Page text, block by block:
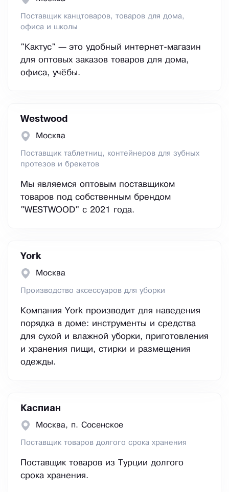
Поставщик канцтоваров, товаров для дома,
офиса и школы
"Кактус" — это удобный интернет-магазин
для оптовых заказов товаров для дома,
офиса, учёбы.
Westwood
Москва
Поставщик таблетниц, контейнеров для зубных
протезов и брекетов
Мы являемся оптовым поставщиком
товаров под собственным брендом
"WESTWOOD" с 2021 года.
York
Москва
Производство аксессуаров для уборки
Компания York производит для наведения
порядка в доме: инструменты и средства
для сухой и влажной уборки, приготовления
и хранения пищи, стирки и размещения
одежды.
Каспиан
Москва, п. Сосенское
Поставщик товаров долгого срока хранения
Поставщик товаров из Турции долгого
срока хранения.